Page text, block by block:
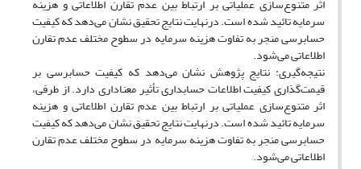
اثر متنوع‌‌سازی عملیاتی بر ارتباط بین عدم تقارن اطلاعاتی و هزینه
سرمایه تائید شده است. درنهایت نتایج تحقیق نشان می‌دهد که کیفیت
حسابرسی منجر به تفاوت هزینه سرمایه در سطوح مختلف عدم تقارن
اطلاعاتی می‌شود.
نتیجه‌گیری: نتایج پژوهش نشان می‌دهد که کیفیت حسابرسی بر
قیمت‌گذاری کیفیت اطلاعات حسابداری تأثیر معناداری دارد. از طرفی،
اثر متنوع‌‌سازی عملیاتی بر ارتباط بین عدم تقارن اطلاعاتی و هزینه
سرمایه تائید شده است. درنهایت نتایج تحقیق نشان می‌دهد که کیفیت
حسابرسی منجر به تفاوت هزینه سرمایه در سطوح مختلف عدم تقارن
اطلاعاتی می‌شود.